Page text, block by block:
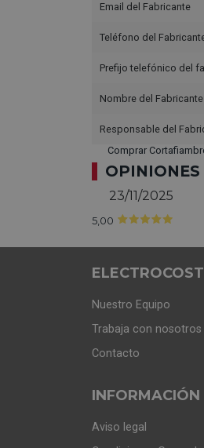
Email del Fabricante
Teléfono del
Prefijo telefónico del
Nombre del Fabricante
Responsable del
Comprar
OPINIONES
23/11/2025
5,00
Nuestro Equipo
Trabaja con nosotros
Contacto
INFORMACIÓN
Aviso legal